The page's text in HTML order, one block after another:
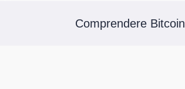
Comprendere Bitcoin